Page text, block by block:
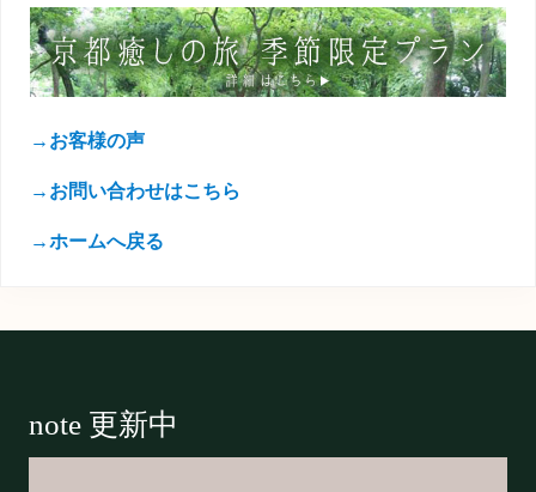
→お客様の声
→お問い合わせはこちら
→ホームへ戻る
note 更新中